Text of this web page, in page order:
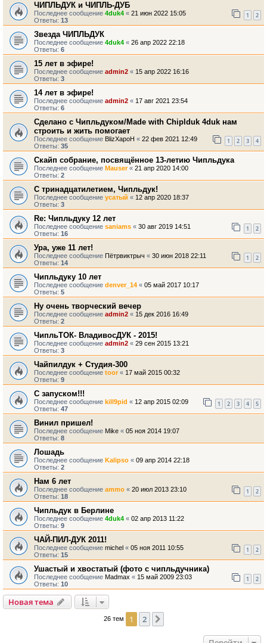
ЧИПЛЬДУК и ЧИПЛЬ-ДУБ
Последнее сообщение 4duk4 « 21 июн 2022 15:05
Ответы: 13
1 2
Звезда ЧИПЛЬДУК
Последнее сообщение 4duk4 « 26 апр 2022 22:18
Ответы: 6
15 лет в эфире!
Последнее сообщение admin2 « 15 апр 2022 16:16
Ответы: 3
14 лет в эфире!
Последнее сообщение admin2 « 17 авг 2021 23:54
Ответы: 6
Сделано с Чипльдуком/Made with Chiplduk 4duk нам
строить и жить помогает
Последнее сообщение BlizXapoH « 22 фев 2021 12:49
Ответы: 35
1 2 3 4
Скайп собрание, посвящённое 13-летию Чипльдука
Последнее сообщение Mauser« 21 апр 2020 14:00
Ответы: 2
С тринадцатилетием, Чипльдук!
Последнее сообщение усатый « 12 апр 2020 18:37
Ответы: 3
Re: Чипльдуку 12 лет
Последнее сообщение saniams « 30 авг 2019 14:51
Ответы: 16
1 2
Ура, уже 11 лет!
Последнее сообщение Пётрвиктрыч « 30 июн 2018 22:11
Ответы: 14
1 2
Чипльдуку 10 лет
Последнее сообщение denver_14 « 05 май 2017 10:17
Ответы: 5
Ну очень творческий вечер
Последнее сообщение admin2 « 15 дек 2016 16:49
Ответы: 2
ЧипльТОК- ВладивосДУК - 2015!
Последнее сообщение admin2 « 29 сен 2015 13:21
Ответы: 3
Чайпилдук + Студия-300
Последнее сообщение toor « 17 май 2015 00:32
Ответы: 9
С запуском!!!
Последнее сообщение kill9pid « 12 апр 2015 02:09
Ответы: 47
1 2 3 4 5
Винил пришел!
Последнее сообщение Mike « 05 ноя 2014 19:07
Ответы: 8
Лошадь
Последнее сообщение Kalipso « 09 апр 2014 22:18
Ответы: 2
Нам 6 лет
Последнее сообщение ammo « 20 июл 2013 23:10
Ответы: 18
1 2
Чипльдук в Берлине
Последнее сообщение 4duk4 « 02 апр 2013 11:22
Ответы: 9
ЧАЙ-ПИЛ-ДУК 2011!
Последнее сообщение michel « 05 ноя 2011 10:55
Ответы: 15
1 2
Ушастый и хвостатый (фото с чипльдучника)
Последнее сообщение Madmax « 15 май 2009 23:03
Ответы: 10
1 2
Новая тема
26 тем 1 2